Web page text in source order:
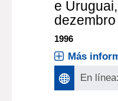
e
1996
Más
En línea: